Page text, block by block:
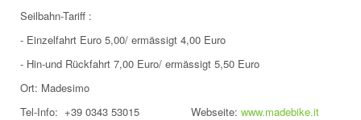
Seilbahn-Tariff :
- Einzelfahrt Euro 5,00/ ermässigt 4,00 Euro
- Hin-und Rückfahrt 7,00 Euro/ ermässigt 5,50 Euro
Ort: Madesimo
Tel-Info: +39 0343 53015 Webseite: www.madebike.it